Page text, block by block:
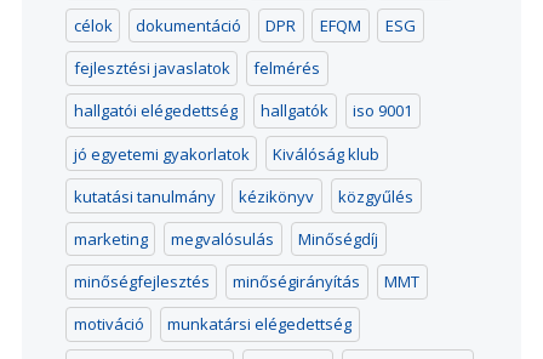
célok
dokumentáció DPR EFQM
ESG
fejlesztési javaslatok
felmérés
hallgatói elégedettség
hallgatók
iso 9001
jó egyetemi gyakorlatok
Kiválóság klub
kutatási tanulmány
kézikönyv
közgyűlés
marketing
megvalósulás
Minőségdíj
minőségfejlesztés
minőségirányítás
MMT
motiváció
munkatársi elégedettség